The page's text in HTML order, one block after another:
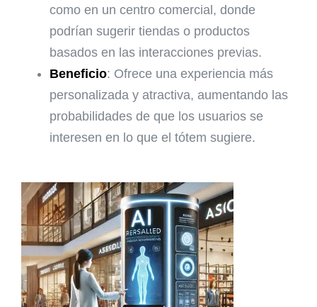
como en un centro comercial, donde
podrían sugerir tiendas o productos
basados en las interacciones previas.
Beneficio: Ofrece una experiencia más
personalizada y atractiva, aumentando las
probabilidades de que los usuarios se
interesen en lo que el tótem sugiere.